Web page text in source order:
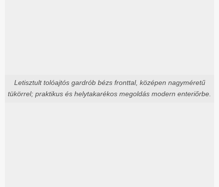
Letisztult tolóajtós gardrób bézs fronttal, középen nagyméretű
tükörrel; praktikus és helytakarékos megoldás modern enteriőrbe.